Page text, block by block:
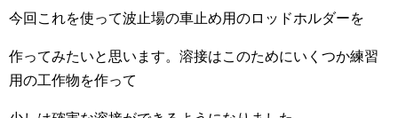
今回これを使って波止場の車止め用のロッドホルダーを
作ってみたいと思います。溶接はこのためにいくつか練習
用の工作物を作って